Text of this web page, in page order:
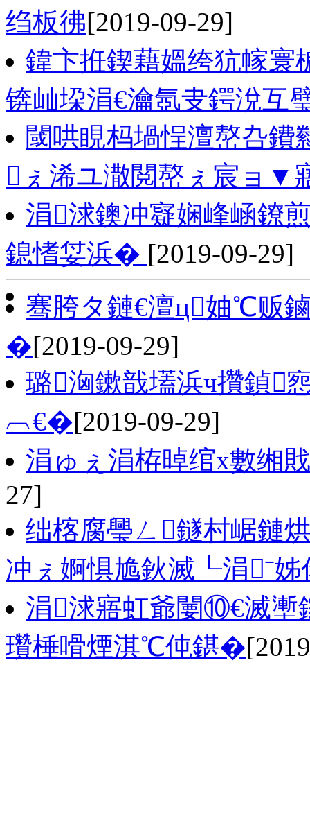
绉板彿[2019-09-29]
鍏卞拰鍥藉媼绔犺幏寰
锛屾垜涓€瀹氬叏鍔涗互
閾哄睍杩堝悜澶嶅叴鐨
ぇ浠ユ潵閲嶅ぇ宸ョ▼
涓浗鐭冲寲娴峰崡鐐
鎴愭姇浜� [2019-09-29]
骞胯タ鏈€澶ц妯℃贩
�[2019-09-29]
璐洶鏉戠壒浜ч攢鍞
︹€�[2019-09-29]
涓ゅぇ涓栫晫绾х數缃
27]
绌楁腐璺ㄥ鐩村崌鏈
冲ぇ婀惧尯鈥滅┖涓ˉ
涓浗寤虹爺闄⑩€滅壍
瓚棰嗗煙淇℃伅鍖�